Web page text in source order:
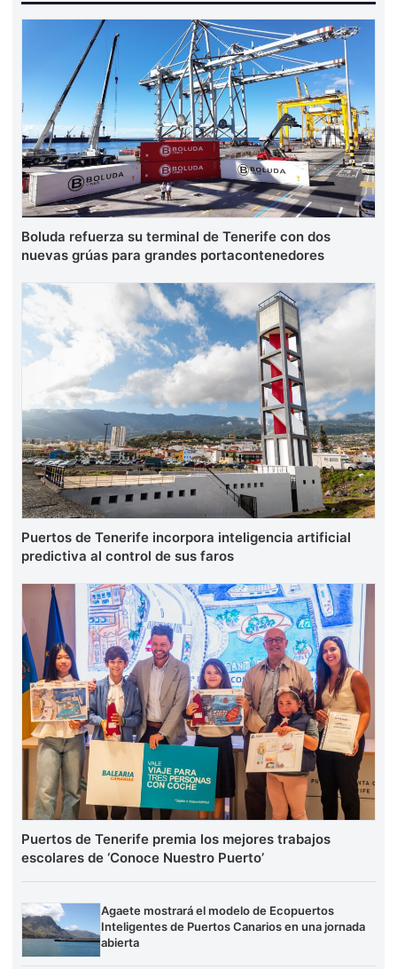
Boluda refuerza su terminal de Tenerife con dos
nuevas grúas para grandes portacontenedores
Puertos de Tenerife incorpora inteligencia artificial
predictiva al control de sus faros
Puertos de Tenerife premia los mejores trabajos
escolares de ‘Conoce Nuestro Puerto’
Agaete mostrará el modelo de Ecopuertos
Inteligentes de Puertos Canarios en una jornada
abierta